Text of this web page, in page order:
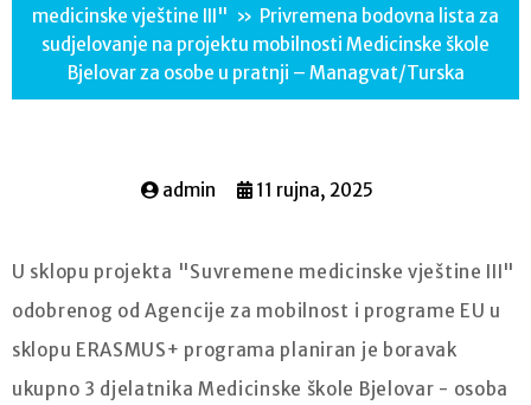
medicinske vještine III" » Privremena bodovna lista za
sudjelovanje na projektu mobilnosti Medicinske škole
Bjelovar za osobe u pratnji – Managvat/Turska
admin 11 rujna, 2025
U sklopu projekta "Suvremene medicinske vještine III"
odobrenog od Agencije za mobilnost i programe EU u
sklopu ERASMUS+ programa planiran je boravak
ukupno 3 djelatnika Medicinske škole Bjelovar - osoba